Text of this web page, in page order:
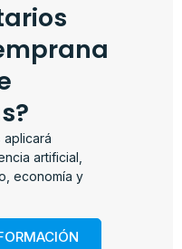
aplicará
artificial,
economía y